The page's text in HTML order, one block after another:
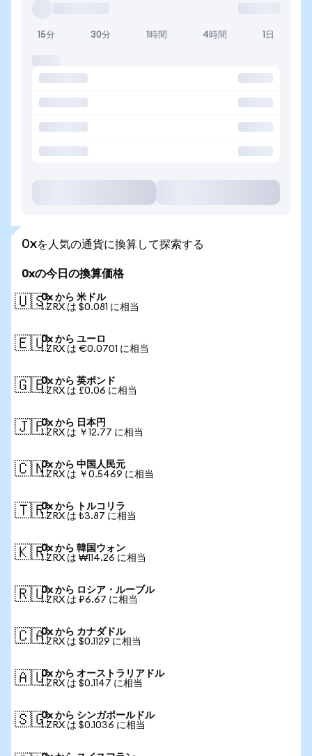
15分 30分 1時間 4時間 1日
0xを人気の通貨に換算して探索する
0xの今日の換算価格
🇺🇸0x から 米ドル
1 ZRX は $0.081 に相当
🇪🇺0x から ユーロ
1 ZRX は €0.0701 に相当
🇬🇧0x から 英ポンド
1 ZRX は £0.06 に相当
🇯🇵0x から 日本円
1 ZRX は ￥12.77 に相当
🇨🇳0x から 中国人民元
1 ZRX は ￥0.5469 に相当
🇹🇷0x から トルコリラ
1 ZRX は ₺3.87 に相当
🇰🇷0x から 韓国ウォン
1 ZRX は ₩114.26 に相当
🇷🇺0x から ロシア・ルーブル
1 ZRX は ₽6.67 に相当
🇨🇦0x から カナダドル
1 ZRX は $0.1129 に相当
🇦🇺0x から オーストラリアドル
1 ZRX は $0.1147 に相当
🇸🇬0x から シンガポールドル
1 ZRX は $0.1036 に相当